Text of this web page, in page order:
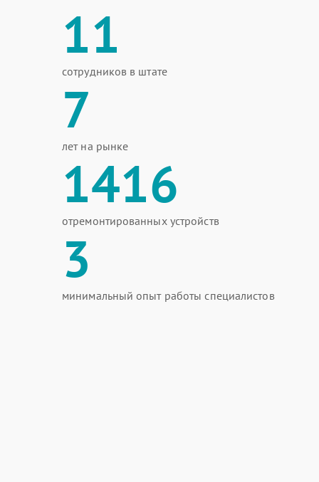
11
сотрудников в штате
7
лет на рынке
1416
отремонтированных устройств
3
минимальный опыт работы специалистов